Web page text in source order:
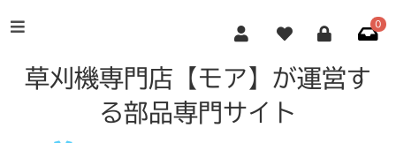
0
草刈機専門店【モア】が運営す
る部品専門サイト